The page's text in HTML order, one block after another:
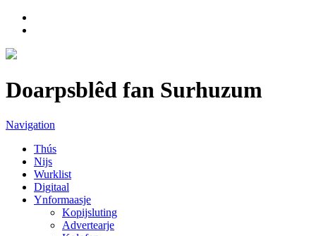
Doarpsblêd fan Surhuzum
Navigation
Thús
Nijs
Wurklist
Digitaal
Ynformaasje
Kopijsluting
Advertearje